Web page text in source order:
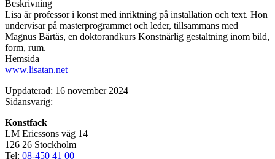
Beskrivning
Lisa är professor i konst med inriktning på installation och text. Hon
undervisar på masterprogrammet och leder, tillsammans med
Magnus Bärtås, en doktorandkurs Konstnärlig gestaltning inom bild,
form, rum.
Hemsida
www.lisatan.net
Uppdaterad: 16 november 2024
Sidansvarig:
Konstfack
LM Ericssons väg 14
126 26 Stockholm
Tel: 08-450 41 00